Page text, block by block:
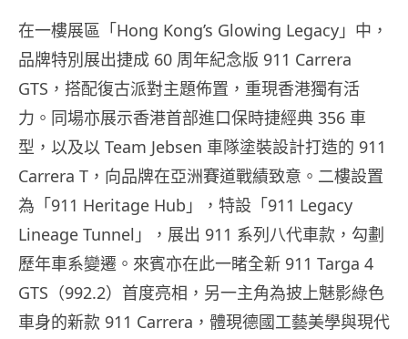
在一樓展區「Hong Kong’s Glowing Legacy」中，
品牌特別展出捷成 60 周年紀念版 911 Carrera
GTS，搭配復古派對主題佈置，重現香港獨有活
力。同場亦展示香港首部進口保時捷經典 356 車
型，以及以 Team Jebsen 車隊塗裝設計打造的 911
Carrera T，向品牌在亞洲賽道戰績致意。二樓設置
為「911 Heritage Hub」，特設「911 Legacy
Lineage Tunnel」，展出 911 系列八代車款，勾劃
歷年車系變遷。來賓亦在此一睹全新 911 Targa 4
GTS（992.2）首度亮相，另一主角為披上魅影綠色
車身的新款 911 Carrera，體現德國工藝美學與現代